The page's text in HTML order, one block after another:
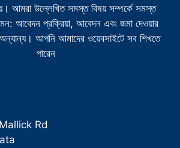
আমরা উল্লেখিত সমস্ত বিষয় সম্পর্কে সমস্ত
আবেদন প্রক্রিয়া, আবেদন এবং জমা দেওয়ার
আপনি আমাদের ওয়েবসাইটে সব শিখতে
পারেন
Rd